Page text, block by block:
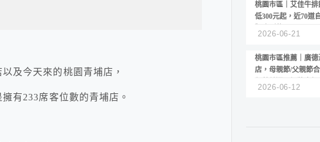
及今天來的桃園青埔店，
有233席客位數的青埔店。
桃園市區｜艾佳牛
低300元起，近70道
2026-06-21
桃園市區推薦｜廣
店，母親節/父親節
2026-06-12